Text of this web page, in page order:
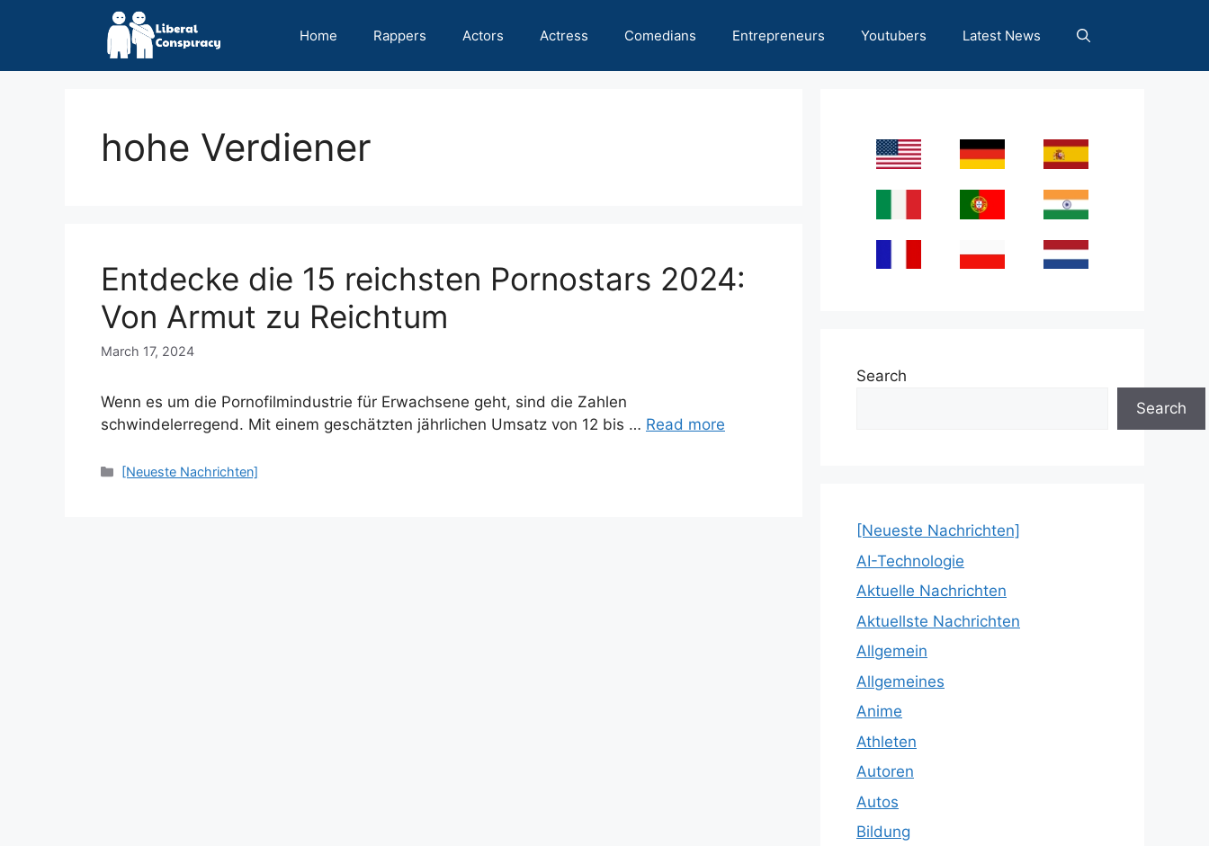
Home Rappers Actors Actress Comedians Entrepreneurs Youtubers Latest News
hohe Verdiener
Entdecke die 15 reichsten Pornostars 2024:
Von Armut zu Reichtum
March 17, 2024
Wenn es um die Pornofilmindustrie für Erwachsene geht, sind die Zahlen
schwindelerregend. Mit einem geschätzten jährlichen Umsatz von 12 bis … Read more
Categories
[Neueste Nachrichten]
Search
Search
[Neueste Nachrichten]
AI-Technologie
Aktuelle Nachrichten
Aktuellste Nachrichten
Allgemein
Allgemeines
Anime
Athleten
Autoren
Autos
Bildung